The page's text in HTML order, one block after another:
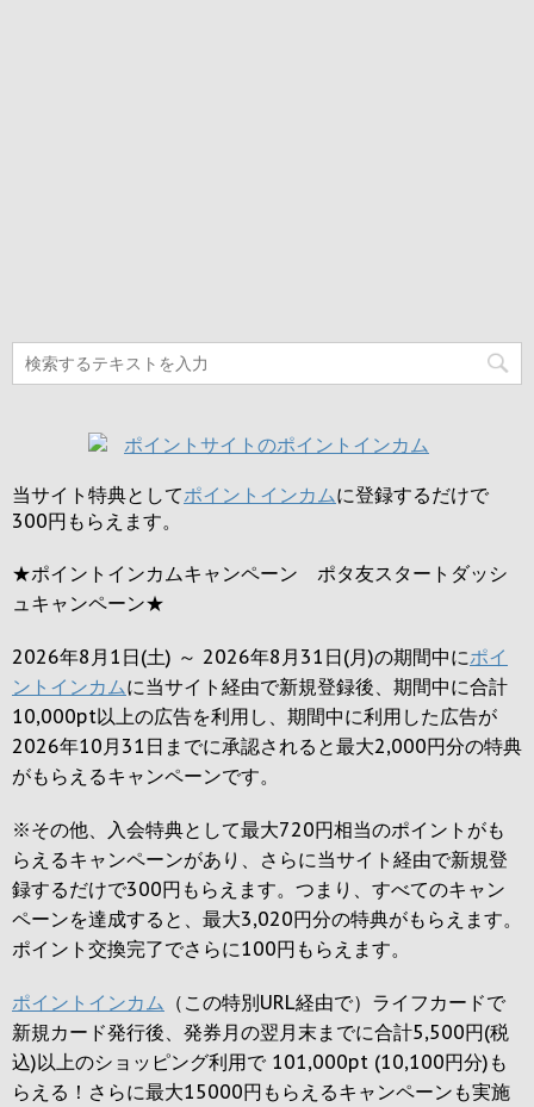
当サイト特典としてポイントインカムに登録するだけで
300円 もらえます。
★ポイントインカムキャンペーン ポタ友スタートダッシ
ュキャンペーン★
2026年8月1日(土) ～ 2026年8月31日(月)の期間中にポイ
ントインカムに当サイト経由で新規登録後、期間中に合計
10,000pt以上の広告を利用し、期間中に利用した広告が
2026年10月31日までに承認されると最大2,000円分の特典
がもらえるキャンペーンです。
※その他、入会特典として最大720円相当のポイントがも
らえるキャンペーンがあり、さらに当サイト経由で新規登
録するだけで300円 もらえます。つまり、すべてのキャン
ペーンを達成すると、最大3,020円分の特典がもらえます。
ポイント交換完了でさらに100円 もらえます。
ポイントインカム （この特別URL経由で）ライフカードで
新規カード発行後、発券月の翌月末までに合計5,500円(税
込)以上のショッピング利用で 101,000pt (10,100円分)も
らえる！さらに最大15000円もらえるキャンペーンも実施